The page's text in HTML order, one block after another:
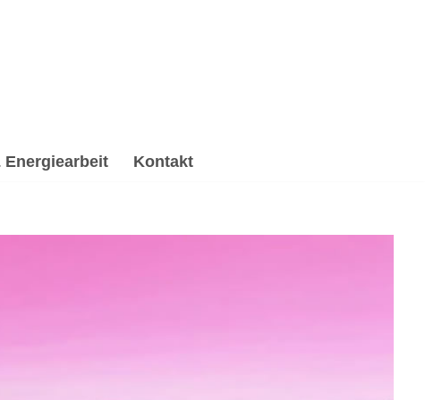
Energiearbeit Kontakt
& Trauerhilfe, Psychologische Beratung,
✔️ Psychologische Beratung oder ✔️ Spirituelles
Auch Du wirst begeistert sein ✉.